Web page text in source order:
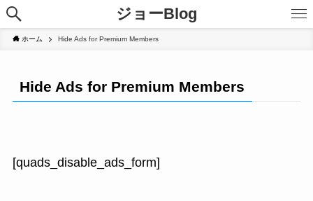
ジョーBlog
ホーム Hide Ads for Premium Members
Hide Ads for Premium Members
[quads_disable_ads_form]